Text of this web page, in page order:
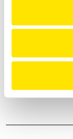
Zobacz
dzień.